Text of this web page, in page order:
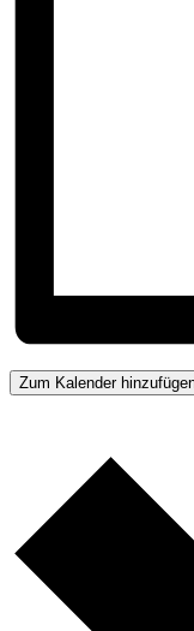
Zum Kalender